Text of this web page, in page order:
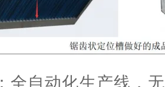
：全自动化生产线，